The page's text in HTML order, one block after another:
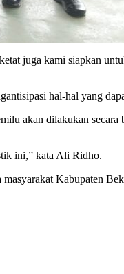
juga kami siapkan
hal-hal yang
akan dilakukan secara
ini,” kata Ali Ridho.
Kabupaten